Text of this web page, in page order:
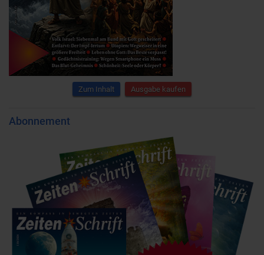
Zum Inhalt Ausgabe kaufen
Abonnement